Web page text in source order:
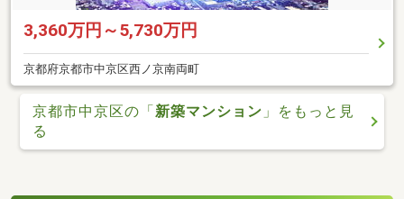
3,360万円～5,730万円
京都府京都市中京区西ノ京南両町
京都市中京区の「新築マンション 」をもっと見
る